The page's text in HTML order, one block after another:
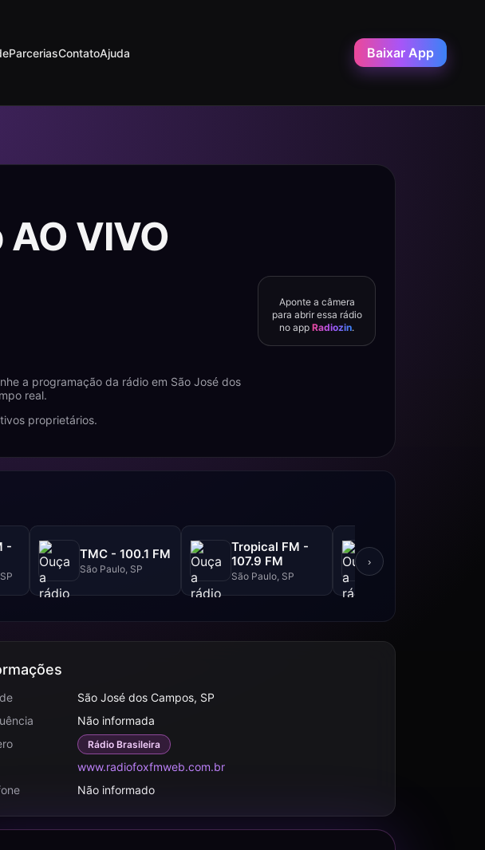
ParceriasContatoAjuda Baixar App
AO VIVO
a programação da rádio em São José dos
real.
proprietários.
Aponte a câmera
para abrir essa rádio
no appRadiozin.
-
TMC - 100.1 FM
São Paulo, SP
Tropical FM -
107.9 FM
São Paulo, SP
FM
São Paulo, SP
›
São José dos Campos, SP
Não informada
Rádio Brasileira
www.radiofoxfmweb.com.br
Não informado